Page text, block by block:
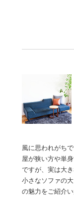
風に思われがち
屋が狭い方や単
ですが、実は大
小さなソファの
の魅力をご紹介